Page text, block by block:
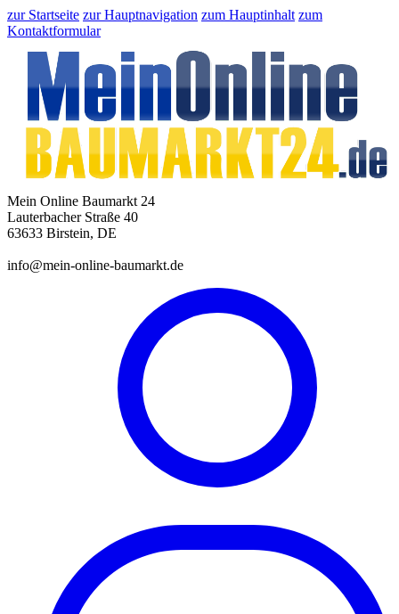
zur Startseite zur Hauptnavigation zum Hauptinhalt zum
Kontaktformular
Mein Online Baumarkt 24
Lauterbacher Straße 40
63633 Birstein, DE
info@mein-online-baumarkt.de